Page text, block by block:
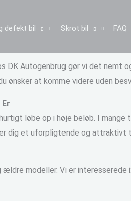
defekt bil Skrot bil FAQ
DK Autogenbrug gør vi det nemt
ønsker at komme videre uden
løbe op i høje beløb. I
dig et uforpligtende og attraktivt
modeller. Vi er interesserede i: